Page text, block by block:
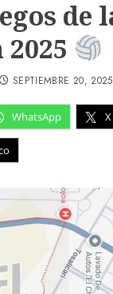
de
WhatsApp X
SEPTIEMBRE 20, 2025